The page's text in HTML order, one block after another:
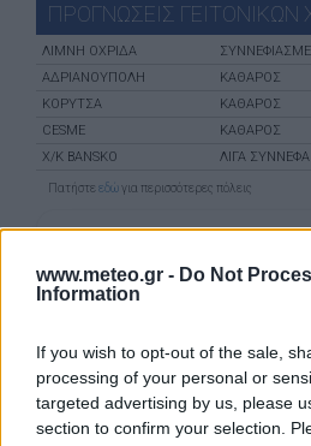
www.meteo.gr - Do Not
Information
If you wish to opt-out of the sale,
processing of your personal or
targeted advertising by us, please
section to confirm your selection.
ΠΡΟΓΝΩΣΕΙΣ ΓΕΙΤΟΝΙΚΩΝ
ΛΊΜΝΗ ΟΧΡΊΔΑ
ΑΔΡΙΑΝΟΎΠΟΛΗ ΚΑΘΑΡΟΣ
ΚΟΡΥΤΣΆ ΚΑΘΑΡΟΣ
CESME ΚΑΘΑΡΟΣ
X/K BANSKO ΛΙΓΑ ΣΥΝΝΕΦΑ
Πατήστε εδώγια περισσότερες πόλεις
24 ημερών
Επόμενη Πανσέληνος:
Παρασκευή, 28 Αυγούστου 2026